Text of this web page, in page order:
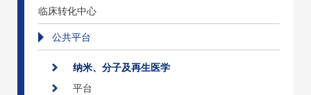
临床转化中心
公共平台
纳米、分子及再生医学
平台